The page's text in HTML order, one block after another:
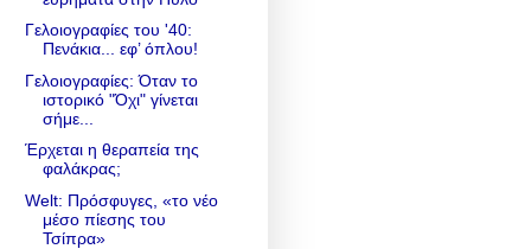
Γελοιογραφίες του '40:
Πενάκια... εφ’ όπλου!
Γελοιογραφίες: Όταν το
ιστορικό "Όχι" γίνεται
σήμε...
Έρχεται η θεραπεία της
φαλάκρας;
Welt: Πρόσφυγες, «το νέο
μέσο πίεσης του
Τσίπρα»